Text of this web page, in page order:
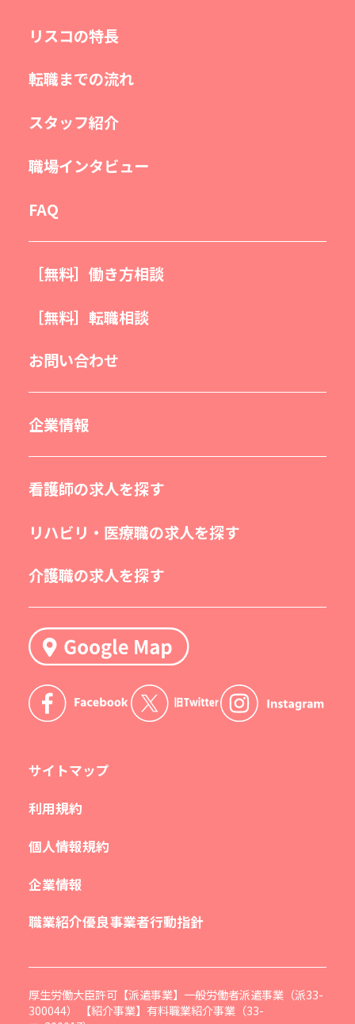
リスコの特長
転職までの流れ
スタッフ紹介
職場インタビュー
FAQ
［無料］働き方相談
［無料］転職相談
お問い合わせ
企業情報
看護師の求人を探す
リハビリ・医療職の求人を探す
介護職の求人を探す
サイトマップ
利用規約
個人情報規約
企業情報
職業紹介優良事業者行動指針
厚生労働大臣許可【派遣事業】一般労働者派遣事業（派33-
300044） 【紹介事業】有料職業紹介事業（33-